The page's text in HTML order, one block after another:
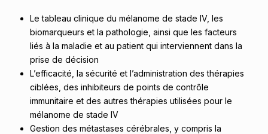
Le tableau clinique du mélanome de stade IV, les
biomarqueurs et la pathologie, ainsi que les facteurs
liés à la maladie et au patient qui interviennent dans la
prise de décision
L’efficacité, la sécurité et l’administration des thérapies
ciblées, des inhibiteurs de points de contrôle
immunitaire et des autres thérapies utilisées pour le
mélanome de stade IV
Gestion des métastases cérébrales, y compris la